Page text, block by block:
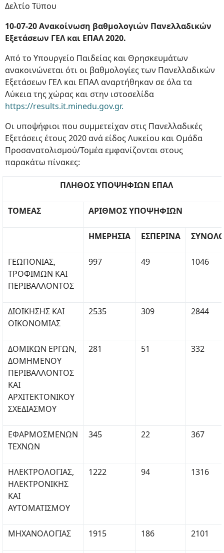
Δελτίο Τϋπου
10-07-20 Ανακοίνωση βαθμολογιών Πανελλαδικών
Εξετάσεων ΓΕΛ και ΕΠΑΛ 2020.
Από το Υπουργείο Παιδείας και Θρησκευμάτων
ανακοινώνεται ότι οι βαθμολογίες των Πανελλαδικών
Εξετάσεων ΓΕΛ και ΕΠΑΛ αναρτήθηκαν σε όλα τα
Λύκεια της χώρας και στην ιστοσελίδα
https://results.it.minedu.gov.gr.
Οι υποψήφιοι που συμμετείχαν στις Πανελλαδικές
Εξετάσεις έτους 2020 ανά είδος Λυκείου και Ομάδα
Προσανατολισμού/Τομέα εμφανίζονται στους
παρακάτω πίνακες:
ΠΛΗΘΟΣ ΥΠΟΨΗΦΙΩΝ ΕΠΑΛ
ΤΟΜΕΑΣ ΑΡΙΘΜΟΣ ΥΠΟΨΗΦΙΩΝ
ΗΜΕΡΗΣΙΑ ΕΣΠΕΡΙΝΑ
ΓΕΩΠΟΝΙΑΣ,
ΤΡΟΦΙΜΩΝ ΚΑΙ
ΠΕΡΙΒΑΛΛΟΝΤΟΣ
997 49 1046
ΔΙΟΙΚΗΣΗΣ ΚΑΙ
ΟΙΚΟΝΟΜΙΑΣ
2535 309 2844
ΔΟΜΙΚΩΝ ΕΡΓΩΝ,
ΔΟΜΗΜΕΝΟΥ
ΠΕΡΙΒΑΛΛΟΝΤΟΣ
ΚΑΙ
ΑΡΧΙΤΕΚΤΟΝΙΚΟΥ
ΣΧΕΔΙΑΣΜΟΥ
281 51 332
ΕΦΑΡΜΟΣΜΕΝΩΝ
ΤΕΧΝΩΝ
345 22 367
ΗΛΕΚΤΡΟΛΟΓΙΑΣ,
ΗΛΕΚΤΡΟΝΙΚΗΣ
ΚΑΙ
ΑΥΤΟΜΑΤΙΣΜΟΥ
1222 94 1316
ΜΗΧΑΝΟΛΟΓΙΑΣ 1915 186 2101